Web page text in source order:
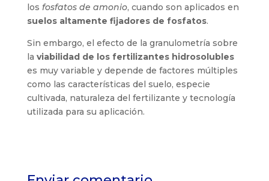
los fosfatos de amonio, cuando son aplicados en
suelos altamente fijadores de fosfatos.
Sin embargo, el efecto de la granulometría sobre
la viabilidad de los fertilizantes hidrosolubles
es muy variable y depende de factores múltiples
como las características del suelo, especie
cultivada, naturaleza del fertilizante y tecnología
utilizada para su aplicación.